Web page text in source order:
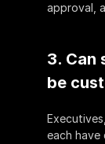
approval,
3. Can
be
each